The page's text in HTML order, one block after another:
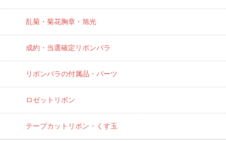
乱菊・菊花胸章・旭光
成約・当選確定リボンバラ
リボンバラの付属品・パーツ
ロゼットリボン
テープカットリボン・くす玉